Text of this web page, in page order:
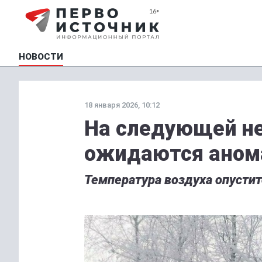
НОВОСТИ
18 января 2026, 10:12
На следующей
ожидаются
Температура воздуха